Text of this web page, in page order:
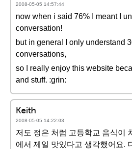
2008-05-05 14:57:44
now when i said 76% I meant I
conversation!
but in general I only understand
conversations,
so I really enjoy this website
and stuff. :grin:
Keith
2008-05-05 14:22:03
저도 정은 처럼 고등학교 음식이
에서 제일 맛있다고 생각했어요.